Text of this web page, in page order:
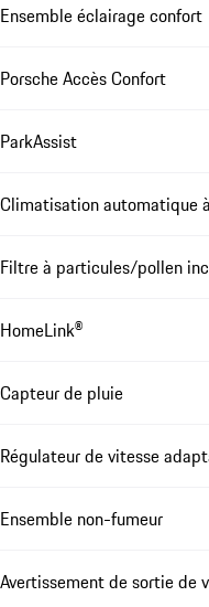
Ensemble éclairage confort
Porsche Accès Confort
ParkAssist
Climatisation automatique
Filtre à particules/pollen
HomeLink®
Capteur de pluie
Régulateur de vitesse
Ensemble non-fumeur
Avertissement de sortie de